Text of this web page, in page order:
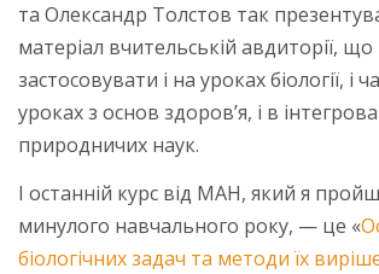
та Олександр Толстов так
матеріал вчительській авдиторії,
застосовувати і на уроках біології, і
уроках з основ здоров’я, і в
природничих наук.
І останній курс від МАН, який я
минулого навчального року, — це «
біологічних задач та методи їх